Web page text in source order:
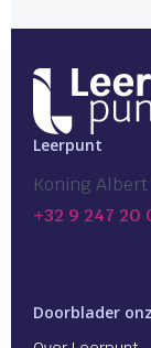
Leerpunt
Koning Albert
+32 9 247 20
Doorblader